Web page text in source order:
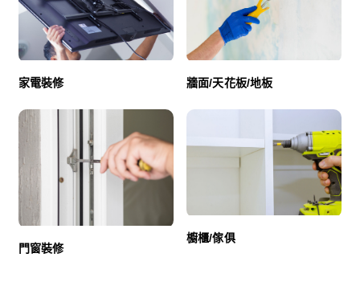
家電裝修 牆面/天花板/地板
門窗裝修
櫥櫃/傢俱